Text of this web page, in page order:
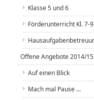
Klasse 5 und 6
Förderunterricht Kl. 7-9
Offene Angebote 2014/15
Auf einen Blick
Mach mal Pause ...